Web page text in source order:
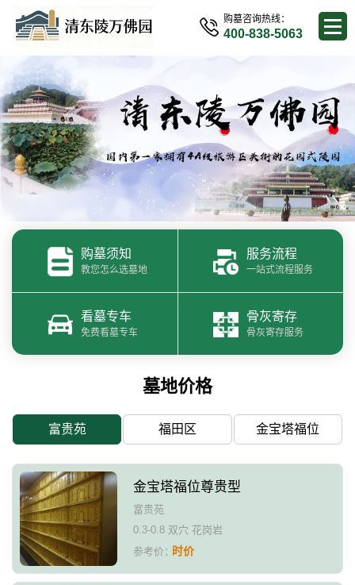
购墓咨询热线：
400-838-5063
购墓须知
教您怎么选墓地
服务流程
一站式流程服务
看墓专车
免费看墓专车
骨灰寄存
骨灰寄存服务
墓地价格
富贵苑 福田区 金宝塔福位
金宝塔福位尊贵型
富贵苑
0.3-0.8 双穴 花岗岩
参考价：时价